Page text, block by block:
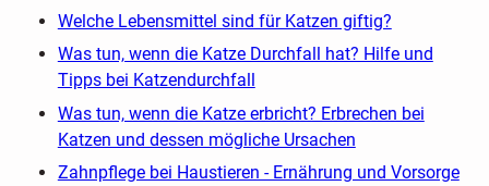
Welche Lebensmittel sind für Katzen giftig?
Was tun, wenn die Katze Durchfall hat? Hilfe und
Tipps bei Katzendurchfall
Was tun, wenn die Katze erbricht? Erbrechen bei
Katzen und dessen mögliche Ursachen
Zahnpflege bei Haustieren - Ernährung und Vorsorge